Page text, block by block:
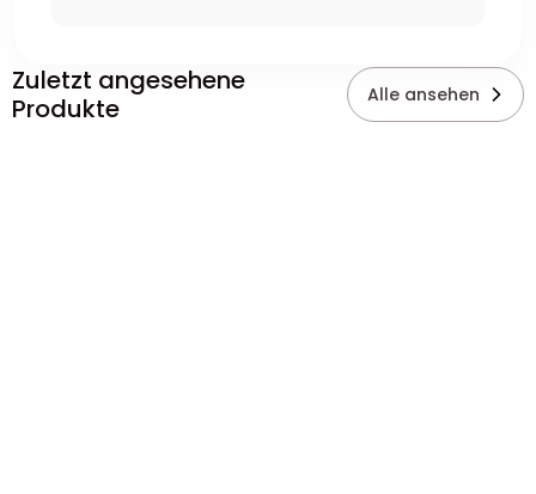
Zuletzt angesehene
Produkte
Alle ansehen